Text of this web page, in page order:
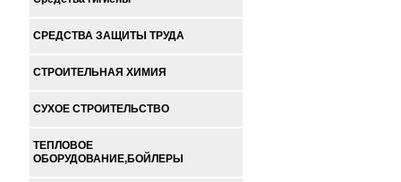
СРЕДСТВА ЗАЩИТЫ ТРУДА
СТРОИТЕЛЬНАЯ ХИМИЯ
СУХОЕ СТРОИТЕЛЬСТВО
ТЕПЛОВОЕ
ОБОРУДОВАНИЕ,БОЙЛЕРЫ